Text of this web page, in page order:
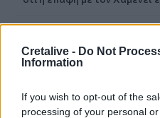
Cretalive - Do Not
Information
If you wish to opt-out of the
processing of your personal
Φωτιά στα Αϊβαλιώτικα
Συνελήφθη οπλισμένος
του Τραμπ στην Καλιφόρνια